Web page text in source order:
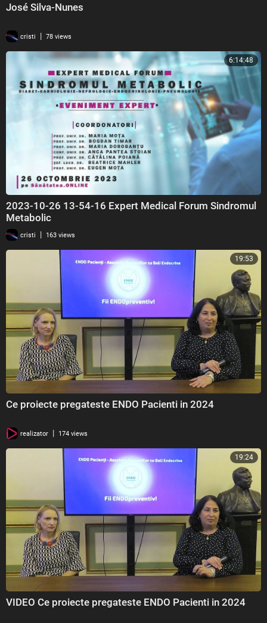
José Silva-Nunes
cristi | 78 views
6:14:48
2023-10-26 13-54-16 Expert Medical Forum Sindromul
Metabolic
cristi | 163 views
19:53
Ce proiecte pregateste ENDO Pacienti in 2024
realizator | 174 views
19:24
VIDEO Ce proiecte pregateste ENDO Pacienti in 2024